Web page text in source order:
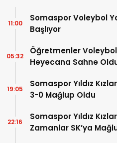
Somaspor Voleybol
Başlıyor
11:00
Öğretmenler
Heyecana Sahne
05:32
Somaspor Yıldız
3-0 Mağlup Oldu
19:05
Somaspor Yıldız
Zamanlar SK’ya
22:16